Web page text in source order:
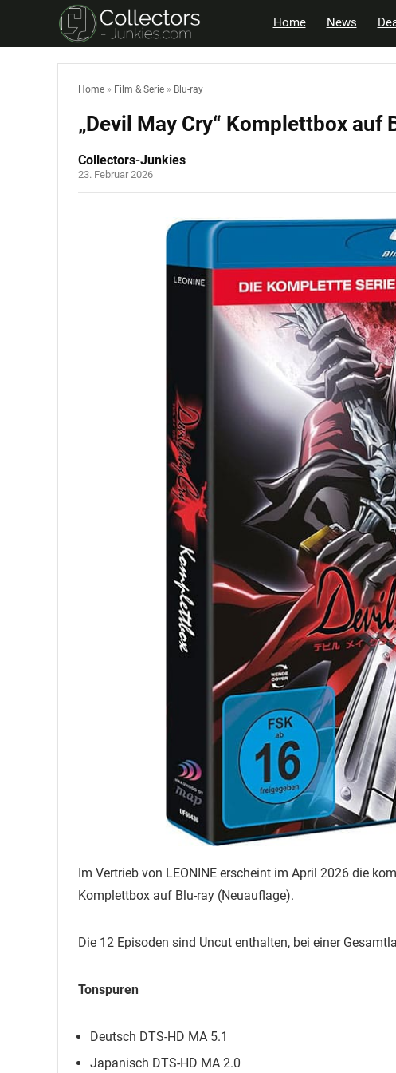
Home News
Home » Film & Serie » Blu-ray
„Devil May Cry“ Komplettbox auf
Collectors-Junkies
23. Februar 2026
Im Vertrieb von LEONINE erscheint im April 2026 die
Komplettbox auf Blu-ray (Neuauflage).
Die 12 Episoden sind Uncut enthalten, bei einer
Tonspuren
Deutsch DTS-HD MA 5.1
Japanisch DTS-HD MA 2.0